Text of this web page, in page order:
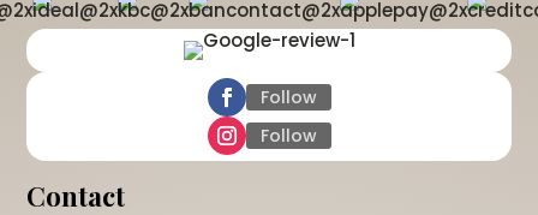
Follow
Follow
Contact